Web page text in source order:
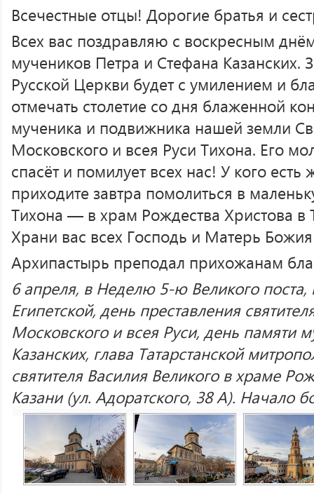
Всечестные отцы! Дорогие братья и
Всех вас поздравляю с воскресным
мучеников Петра и Стефана Казанских.
Русской Церкви будет с умилением и
отмечать столетие со дня блаженной
мученика и подвижника нашей земли
Московского и всея Руси Тихона. Его
спасёт и помилует всех нас! У кого
приходите завтра помолиться в
Тихона — в храм Рождества Христова в
Храни вас всех Господь и Матерь
Архипастырь преподал прихожанам
6 апреля, в Неделю 5-ю Великого
Египетской, день преставления
Московского и всея Руси, день памяти
Казанских, глава Татарстанской
святителя Василия Великого в храме
Казани (ул. Адоратского, 38 А). Начало